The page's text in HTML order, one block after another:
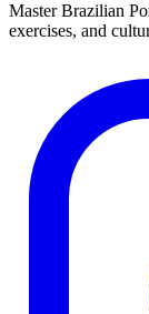
Master Brazilian
exercises, and